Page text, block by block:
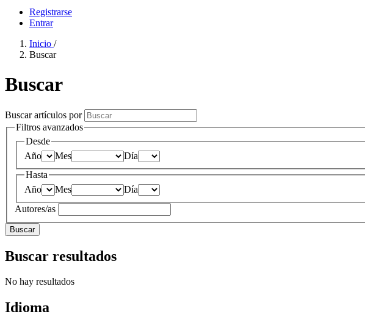
Registrarse
Entrar
Inicio /
Buscar
Buscar
Buscar artículos por
Filtros avanzados
Desde
Año
Mes
Día
Hasta
Año
Mes
Día
Autores/as
Buscar
Buscar resultados
No hay resultados
Idioma